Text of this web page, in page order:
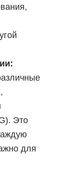
Это
для